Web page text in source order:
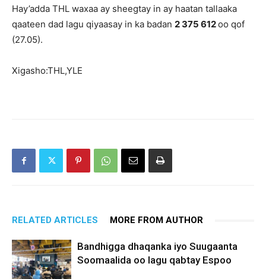
Hay’adda THL waxaa ay sheegtay in ay haatan tallaaka
qaateen dad lagu qiyaasay in ka badan 2 375 612oo qof
(27.05).
Xigasho:THL,YLE
RELATED ARTICLES MORE FROM AUTHOR
Bandhigga dhaqanka iyo Suugaanta
Soomaalida oo lagu qabtay Espoo